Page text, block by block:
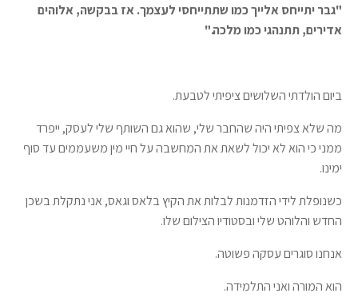
"גבר יתייחס אלייך כמו שתתייחסי לעצמך. אז בבקשה, אלוהים
אדירים, תתנהגי כמו מלכה."
ביום הולדתי השלושים ציפיתי לטבעת.
מה שלא צפיתי היה שהחבר שלי, שהוא גם השותף שלי לעסק, ייפרד
ממני כי הוא לא יכול לשאת את המחשבה על חיי מין משעממים עד סוף
ימינו.
כשנופלת לידי הזדמנות לבלות את הקיץ בלאס וגאס, אני נתקלת בשכן
החדש והלוהט שלי ובסטודיו הצילום שלו.
אנחנו סוגרים עסקה פשוטה.
הוא המורה ואני התלמידה.